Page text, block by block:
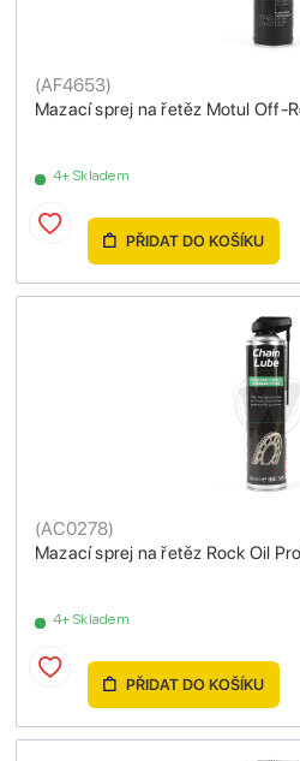
Mazací sprej na řetěz Motul Off-
(AF4653)
4+ Skladem
PŘIDAT DO KOŠÍKU
Mazací sprej na řetěz Rock Oil
(AC0278)
4+ Skladem
PŘIDAT DO KOŠÍKU